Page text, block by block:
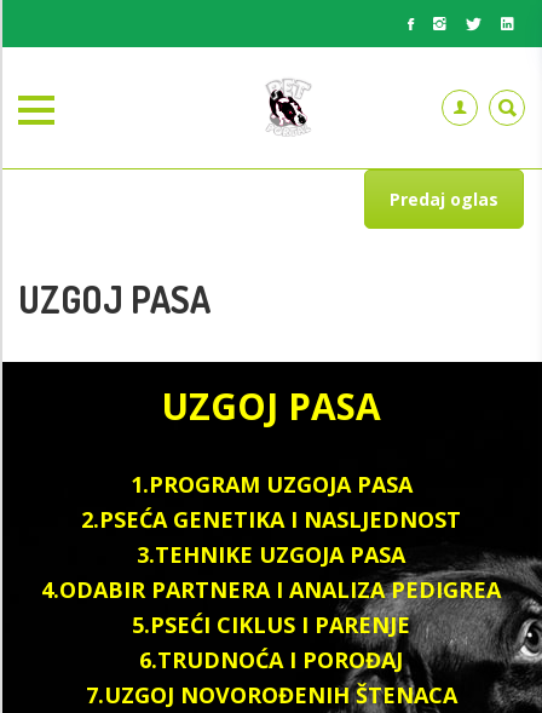
Predaj oglas
UZGOJ PASA
UZGOJ PASA
1.PROGRAM UZGOJA PASA
2.PSEĆA GENETIKA I NASLJEDNOST
3.TEHNIKE UZGOJA PASA
4.ODABIR PARTNERA I ANALIZA PEDIGREA
5.PSEĆI CIKLUS I PARENJE
6.TRUDNOĆA I POROĐAJ
7.UZGOJ NOVOROĐENIH ŠTENACA